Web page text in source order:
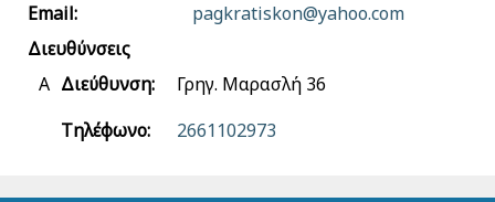
Email:
pagkratiskon@yahoo.com
Διευθύνσεις
Α Διεύθυνση:
Γρηγ. Μαρασλή 36
Τηλέφωνο:
2661102973